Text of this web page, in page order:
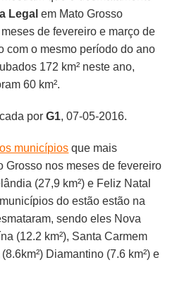
Legal em Mato Grosso
de fevereiro e março de
com o mesmo período do ano
172 km² neste ano,
60 km².
porG1, 07-05-2016.
os municípios que mais
Grosso nos meses de fevereiro
(27,9 km²) e Feliz Natal
do estão estão na
sendo eles Nova
(12.2 km²), Santa Carmem
Diamantino (7.6 km²) e